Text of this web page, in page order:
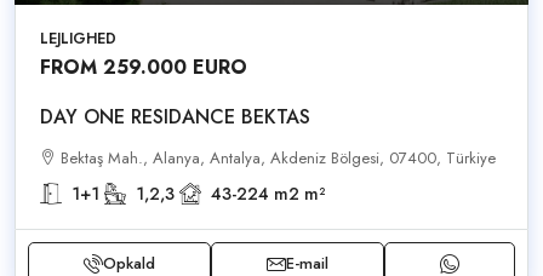
LEJLIGHED
FROM 259.000 EURO
DAY ONE RESIDANCE BEKTAS
Bektaş Mah., Alanya, Antalya, Akdeniz Bölgesi, 07400, Türkiye
1+1 1,2,3 43-224 m2 m²
Opkald E-mail